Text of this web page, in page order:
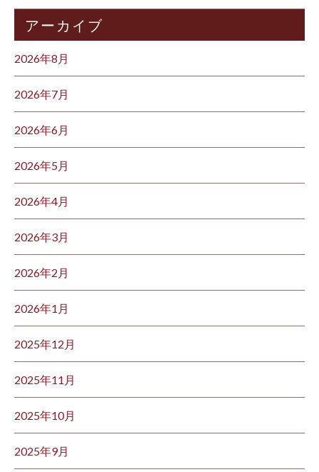
アーカイブ
2026年8月
2026年7月
2026年6月
2026年5月
2026年4月
2026年3月
2026年2月
2026年1月
2025年12月
2025年11月
2025年10月
2025年9月